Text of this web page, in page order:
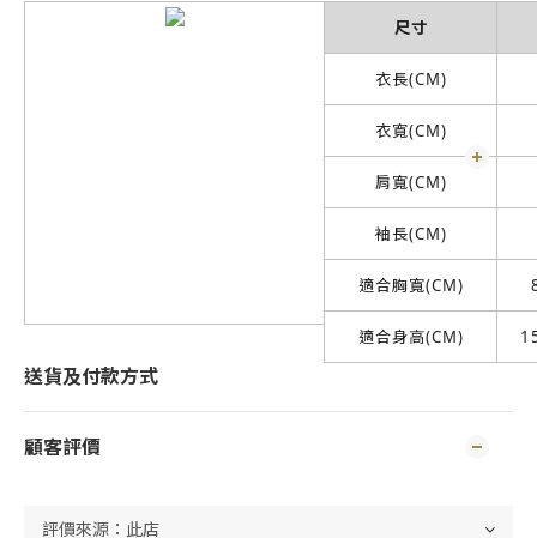
尺寸
衣長(CM)
衣寬(CM)
肩寬(CM)
袖長(CM)
適合胸寬(CM)
適合身高(CM)
送貨及付款方式
顧客評價